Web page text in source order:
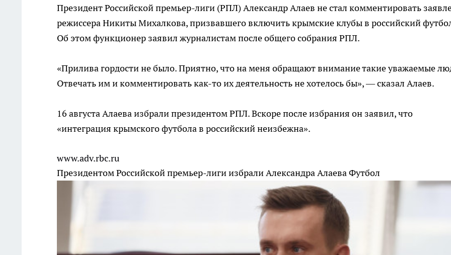
Президент Российской премьер-лиги (РПЛ) Александр Алаев не стал комментировать
режиссера Никиты Михалкова, призвавшего включить крымские клубы в российский
Об этом функционер заявил журналистам после общего собрания РПЛ.
«Прилива гордости не было. Приятно, что на меня обращают внимание такие уважаемые
Отвечать им и комментировать как-то их деятельность не хотелось бы», — сказал Алаев.
16 августа Алаева избрали президентом РПЛ. Вскоре после избрания он заявил, что
«интеграция крымского футбола в российский неизбежна».
www.adv.rbc.ru
Президентом Российской премьер-лиги избрали Александра АлаеваФутбол